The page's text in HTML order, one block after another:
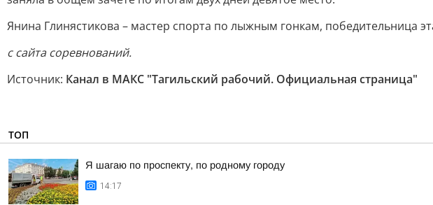
Янина Глинястикова – мастер спорта по лыжным гонкам, победительница
с сайта соревнований.
Источник: Канал в МАКС "Тагильский рабочий. Официальная страница"
ТОП
Я шагаю по проспекту, по родному городу
14:17